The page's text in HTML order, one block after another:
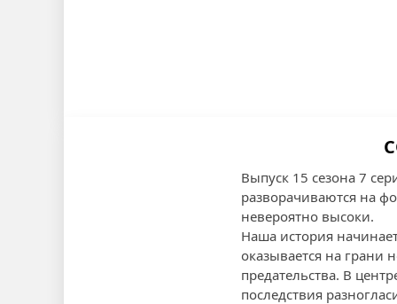
Выпуск 15 сезона 7
разворачиваются на
невероятно высоки.
Наша история
оказывается на грани
предательства. В
последствия